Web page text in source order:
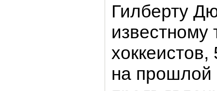
Гилберту
хоккеистов,
на